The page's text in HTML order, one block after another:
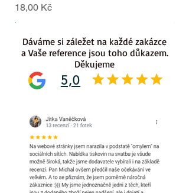
Cena
18,00 Kč
.
5,0
Dáváme si záležet na každé zakázce
a Vaše reference jsou toho důkazem.
Děkujeme